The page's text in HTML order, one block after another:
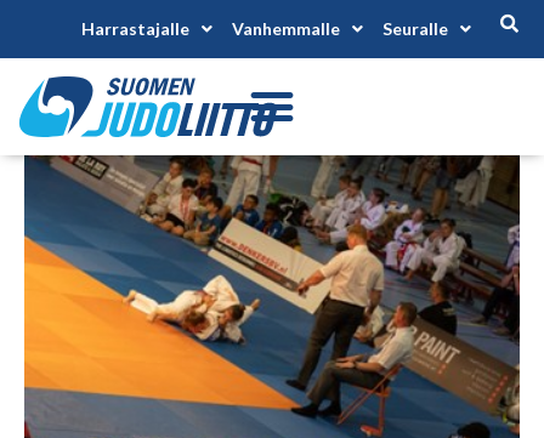
Harrastajalle Vanhemmalle Seuralle